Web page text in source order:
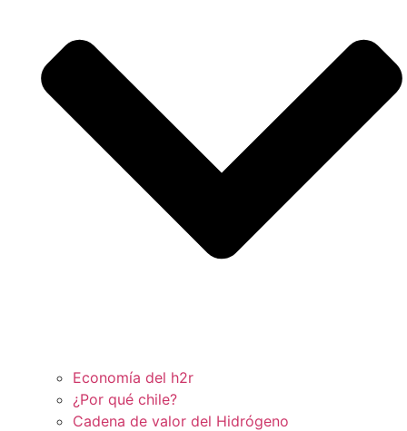
Economía del h2r
¿Por qué chile?
Cadena de valor del Hidrógeno